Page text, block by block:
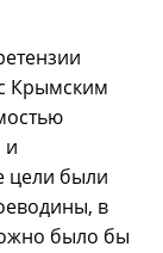
Крымским
и
цели были
в
было бы